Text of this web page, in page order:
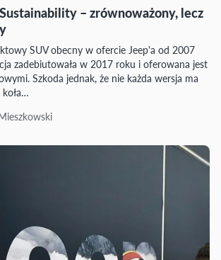
– zrównoważony, lecz
SUV obecny w ofercie Jeep'a od 2007
zadebiutowała w 2017 roku i oferowana jest
Szkoda jednak, że nie każda wersja ma